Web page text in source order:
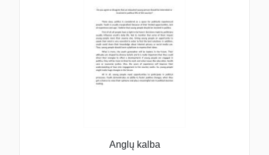
Anglų kalba